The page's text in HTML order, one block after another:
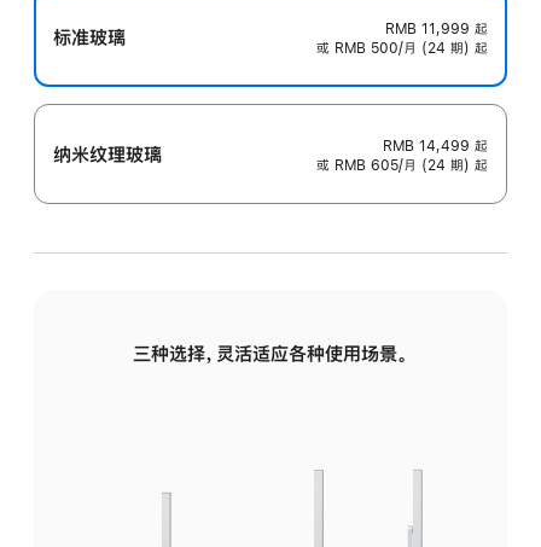
标准玻璃 RMB 11,999 起
或 RMB 500/月 (24 期) 起
纳米纹理玻璃 RMB 14,499 起
或 RMB 605/月 (24 期) 起
三种选择，灵活适应各种使用场景。